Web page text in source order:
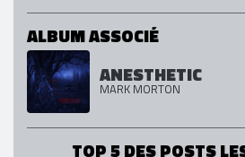
ALBUM ASSOCIÉ
ANESTHETIC
MARK MORTON
TOP 5 DES POSTS